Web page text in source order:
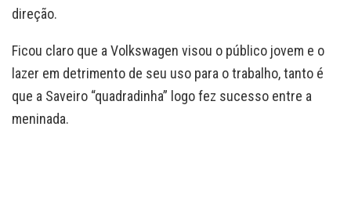
direção.
Ficou claro que a Volkswagen visou o público jovem e o
lazer em detrimento de seu uso para o trabalho, tanto é
que a Saveiro “quadradinha” logo fez sucesso entre a
meninada.